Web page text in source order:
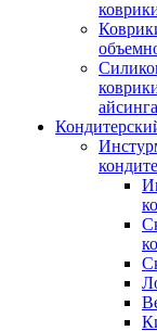
айсинга